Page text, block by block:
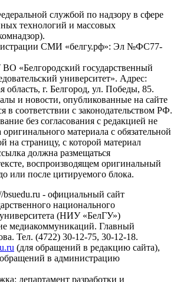
службой по надзору в сфере
технологий и массовых
СМИ «белгу.рф»: Эл №ФС77-
«Белгородский государственный
университет». Адрес:
область, г. Белгород, ул. Победы, 85.
и новости, опубликованные на сайте
в соответствии с законодательством РФ.
без согласования с редакцией не
материала с обязательной
на страницу, с которой материал
должна размещаться
воспроизводящем оригинальный
или после цитируемого блока.
bsuedu.ru - официальный сайт
национального
университета (НИУ «БелГУ»)
медиакоммуникаций. Главный
Тел. (4722) 30-12-75, 30-12-18.
(для обращений в редакцию сайта),
в администрацию
департамент разработки и